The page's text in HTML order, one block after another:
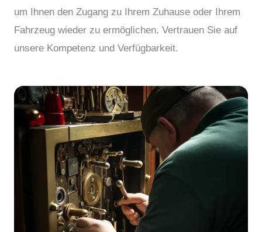
um Ihnen den Zugang zu Ihrem Zuhause oder Ihrem
Fahrzeug wieder zu ermöglichen. Vertrauen Sie auf
unsere Kompetenz und Verfügbarkeit.